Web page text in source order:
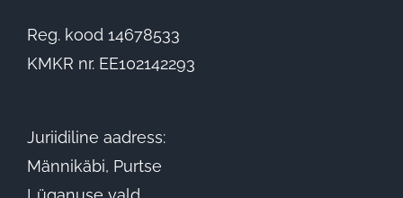
Reg. kood 14678533
KMKR nr. EE102142293
Juriidiline aadress:
Männikäbi, Purtse